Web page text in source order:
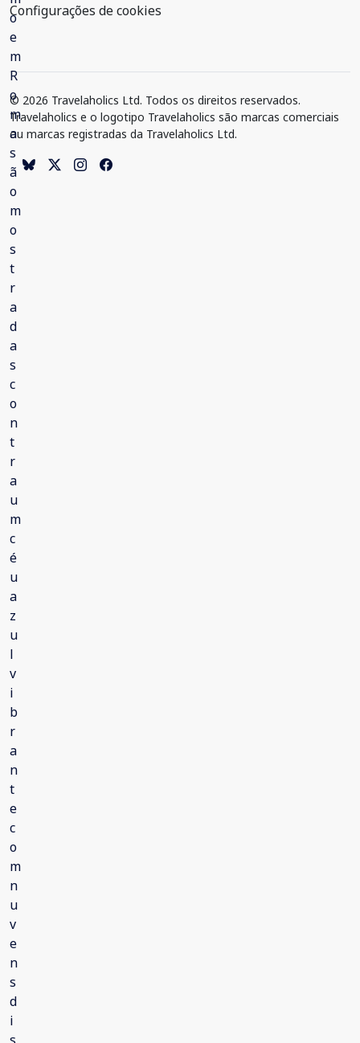
Configurações de cookies
© 2026 Travelaholics Ltd. Todos os direitos reservados.
Travelaholics e o logotipo Travelaholics são marcas comerciais
ou marcas registradas da Travelaholics Ltd.